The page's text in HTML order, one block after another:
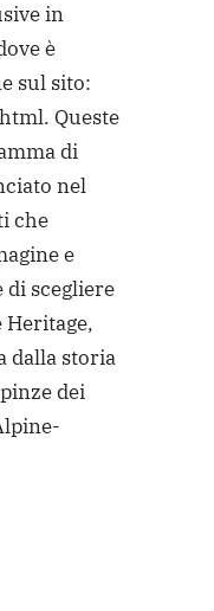
in
è
sul sito:
Queste
di
nel
che
e
di scegliere
dalla storia
dei